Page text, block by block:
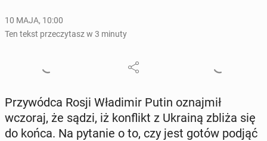
10 MAJA, 10:00
Ten tekst przeczytasz w 3 minuty
Przy­wód­ca Rosji Wła­di­mir Putin oznaj­mił
wczoraj, że sądzi, iż kon­flikt z Ukrainą zbliża się
do końca. Na pytanie o to, czy jest gotów podjąć